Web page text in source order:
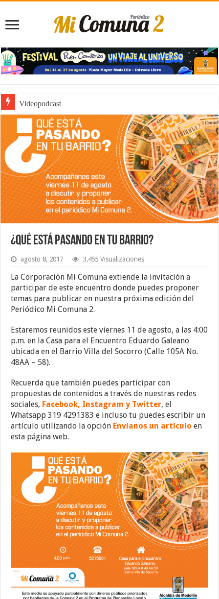
Videopodcast
¿Qué está pasando en tu barrio?
agosto 8, 2017 3,455 Visualizaciones
La Corporación Mi Comuna extiende la invitación a
participar de este encuentro donde puedes proponer
temas para publicar en nuestra próxima edición del
Periódico Mi Comuna 2.
Estaremos reunidos este viernes 11 de agosto, a las 4:00
p.m. en la Casa para el Encuentro Eduardo Galeano
ubicada en el Barrio Villa del Socorro (Calle 105A No.
48AA – 58).
Recuerda que también puedes participar con
propuestas de contenidos a través de nuestras redes
sociales, Facebook, Instagramy Twitter, el
Whatsapp 319 4291383 e incluso tu puedes escribir un
artículo utilizando la opción Envíanos un artículo en
esta página web.